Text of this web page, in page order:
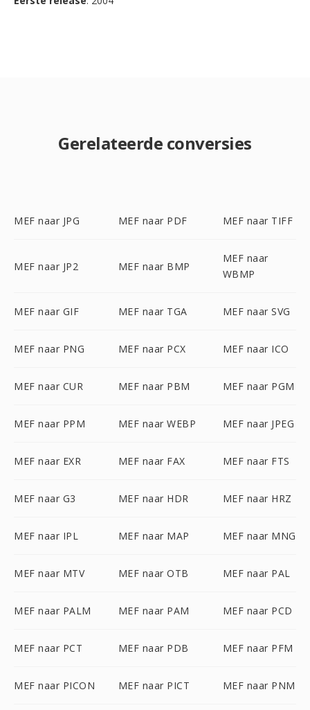
Gerelateerde conversies
MEF naar JPG MEF naar PDF MEF naar TIFF
MEF naar JP2 MEF naar BMP
MEF naar
WBMP
MEF naar GIF MEF naar TGA MEF naar SVG
MEF naar PNG MEF naar PCX MEF naar ICO
MEF naar CUR MEF naar PBM MEF naar PGM
MEF naar PPM MEF naar WEBP MEF naar JPEG
MEF naar EXR MEF naar FAX MEF naar FTS
MEF naar G3 MEF naar HDR MEF naar HRZ
MEF naar IPL MEF naar MAP MEF naar MNG
MEF naar MTV MEF naar OTB MEF naar PAL
MEF naar PALM MEF naar PAM MEF naar PCD
MEF naar PCT MEF naar PDB MEF naar PFM
MEF naar PICON MEF naar PICT MEF naar PNM